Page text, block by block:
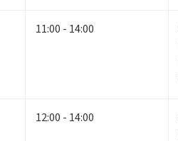
11:00 - 14:00
12:00 - 14:00